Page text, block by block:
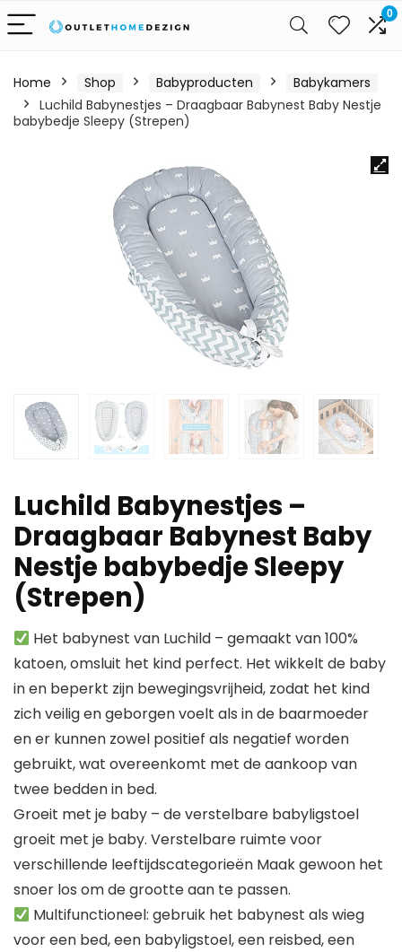
0
Home Shop Babyproducten
Babykamers
Luchild Babynestjes – Draagbaar Babynest Baby Nestje
babybedje Sleepy (Strepen)
Luchild Babynestjes –
Draagbaar Babynest Baby
Nestje babybedje Sleepy
(Strepen)
Het babynest van Luchild – gemaakt van 100%
katoen, omsluit het kind perfect. Het wikkelt de baby
in en beperkt zijn bewegingsvrijheid, zodat het kind
zich veilig en geborgen voelt als in de baarmoeder
en er kunnen zowel positief als negatief worden
gebruikt, wat overeenkomt met de aankoop van
twee bedden in bed.
Groeit met je baby – de verstelbare babyligstoel
groeit met je baby. Verstelbare ruimte voor
verschillende leeftijdscategorieën Maak gewoon het
snoer los om de grootte aan te passen.
Multifunctioneel: gebruik het babynest als wieg
voor een bed, een babyligstoel, een reisbed, een